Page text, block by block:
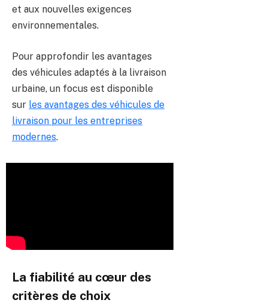
et aux nouvelles exigences
environnementales.
Pour approfondir les avantages
des véhicules adaptés à la livraison
urbaine, un focus est disponible
sur les avantages des véhicules de
livraison pour les entreprises
modernes.
La fiabilité au cœur des
critères de choix